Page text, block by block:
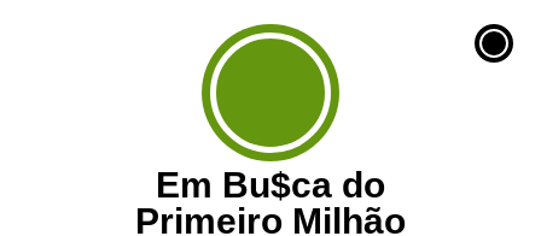
Em Bu$ca do
Primeiro Milhão